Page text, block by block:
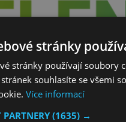
stránky
stránky používají soubory
souhlasíte se všemi
Více informací
(1635) →